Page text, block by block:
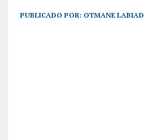
PUBLICADO POR: OTMANE LABIAD